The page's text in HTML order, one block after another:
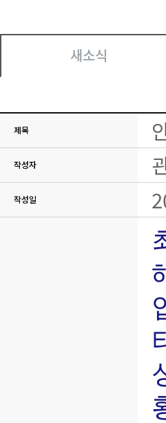
새소식
제목
작성자
작성일